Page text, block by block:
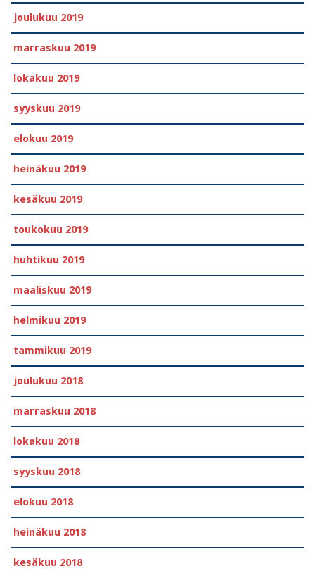
joulukuu 2019
marraskuu 2019
lokakuu 2019
syyskuu 2019
elokuu 2019
heinäkuu 2019
kesäkuu 2019
toukokuu 2019
huhtikuu 2019
maaliskuu 2019
helmikuu 2019
tammikuu 2019
joulukuu 2018
marraskuu 2018
lokakuu 2018
syyskuu 2018
elokuu 2018
heinäkuu 2018
kesäkuu 2018